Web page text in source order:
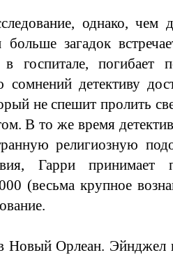
однако, чем
загадок
госпитале, погибает
детективу
не спешит пролить
В то же время детектив
религиозную
Гарри принимает
(весьма крупное
Новый Орлеан. Эйнджел